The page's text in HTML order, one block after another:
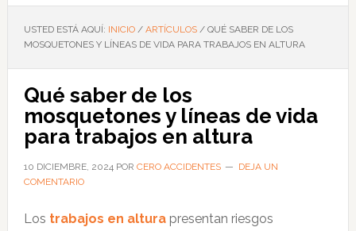
USTED ESTÁ AQUÍ: INICIO / ARTÍCULOS /QUÉ SABER DE LOS
MOSQUETONES Y LÍNEAS DE VIDA PARA TRABAJOS EN ALTURA
Qué saber de los
mosquetones y líneas de vida
para trabajos en altura
10 DICIEMBRE, 2024POR CERO ACCIDENTES
DEJA UN
COMENTARIO
Los trabajos en altura presentan riesgos